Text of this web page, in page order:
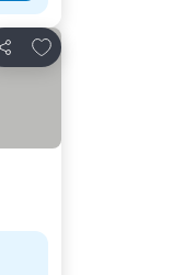
Condividi
Aggiungi ai preferiti